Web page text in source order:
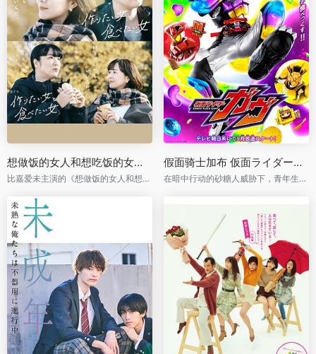
想做饭的女人和想吃饭的女人 第二季 作りたい女と食べたい女 Season 2
比嘉爱未主演的《想做饭的女人和想吃饭的女人》续篇将于2024年初播出
假面骑士加布 仮面ライダーガヴ
在暗中行动的砂糖人威胁下，青年生真化身假面骑士加布